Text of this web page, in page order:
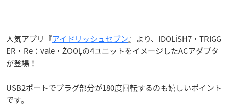
人気アプリ『アイドリッシュセブン』より、IDOLiSH7・TRIGG
ER・Re：vale・ŹOOĻの4ユニットをイメージしたACアダプタ
が登場！
USB2ポートでプラグ部分が180度回転するのも嬉しいポイント
です。